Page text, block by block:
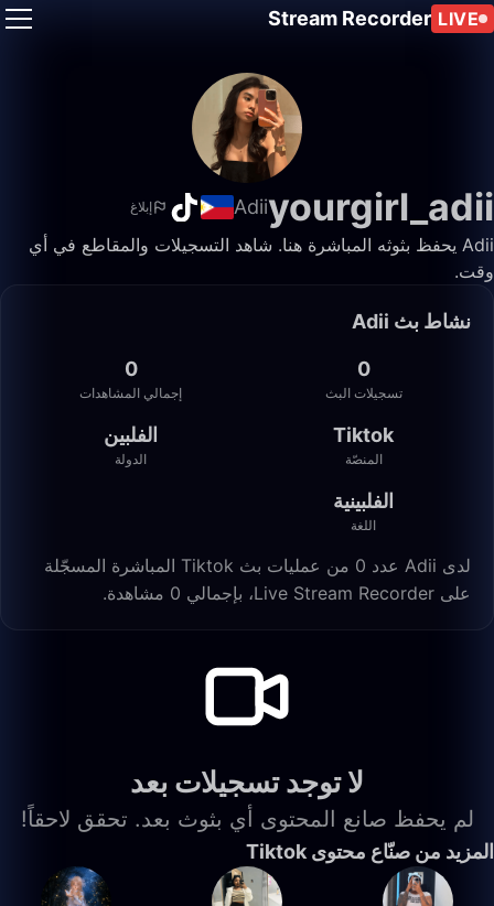
LIVE
Stream Recorder
yourgirl_adii
Adii إبلاغ
Adii يحفظ بثوثه المباشرة هنا. شاهد التسجيلات والمقاطع في أي
وقت.
نشاط بث Adii
0
تسجيلات البث
0
إجمالي المشاهدات
Tiktok
المنصّة
الفلبين
الدولة
الفلبينية
اللغة
لدى Adii عدد 0 من عمليات بث Tiktok المباشرة المسجّلة
على Live Stream Recorder، بإجمالي 0 مشاهدة.
لا توجد تسجيلات بعد
لم يحفظ صانع المحتوى أي بثوث بعد. تحقق لاحقاً!
المزيد من صنّاع محتوى Tiktok